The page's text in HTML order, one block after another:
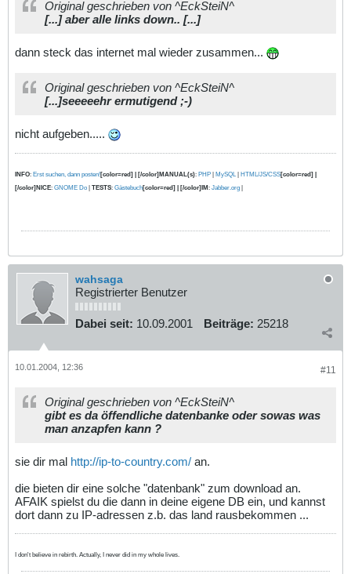
Original geschrieben von ^EckSteiN^
[...] aber alle links down.. [...]
dann steck das internet mal wieder zusammen...
Original geschrieben von ^EckSteiN^
[...]seeeeehr ermutigend ;-)
nicht aufgeben.....
INFO: Erst suchen, dann posten![color=red] | [/color]MANUAL(s): PHP MySQL| HTML/JS/CSS[color=red] |
[/color]NICE: GNOME Do TESTS: Gästebuch[color=red] | [/color]IM : Jabber.org
wahsaga
Registrierter Benutzer
Dabei seit: 10.09.2001 Beiträge: 25218
#11
10.01.2004, 12:36
Original geschrieben von ^EckSteiN^
gibt es da öffendliche datenbanke oder sowas was
man anzapfen kann ?
sie dir mal http://ip-to-country.com/ an.
die bieten dir eine solche "datenbank" zum download an.
AFAIK spielst du die dann in deine eigene DB ein, und kannst
dort dann zu IP-adressen z.b. das land rausbekommen ...
I don't believe in rebirth. Actually, I never did in my whole lives.